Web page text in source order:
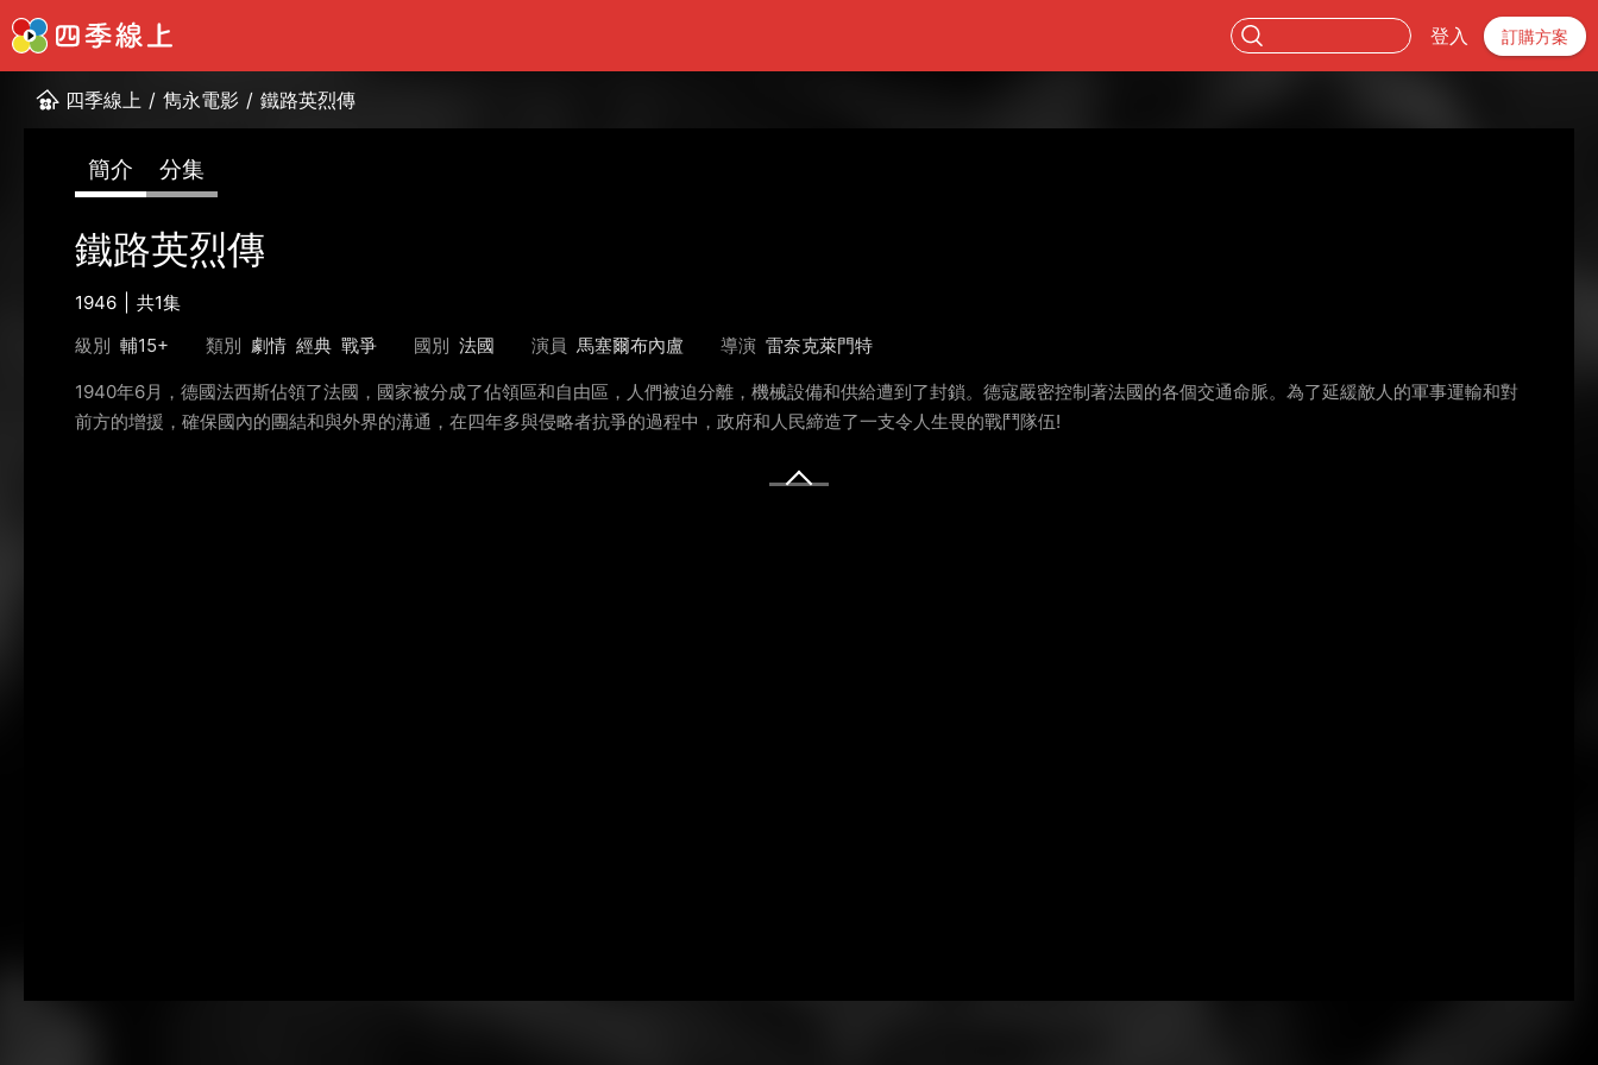
登入 訂購方案
四季線上 / 雋永電影 / 鐵路英烈傳
簡介 分集
鐵路英烈傳
1946
共1集
級別 輔15+ 類別 劇情 經典 戰爭 國別 法國 演員 馬塞爾布內盧 導演 雷奈克萊門特
1940年6月，德國法西斯佔領了法國，國家被分成了佔領區和自由區，人們被迫分離，機械設備和供給遭到了封鎖。德寇嚴密控制著法國的各個交通命脈。為了延緩敵人的軍事運輸和對
前方的增援，確保國內的團結和與外界的溝通，在四年多與侵略者抗爭的過程中，政府和人民締造了一支令人生畏的戰鬥隊伍!